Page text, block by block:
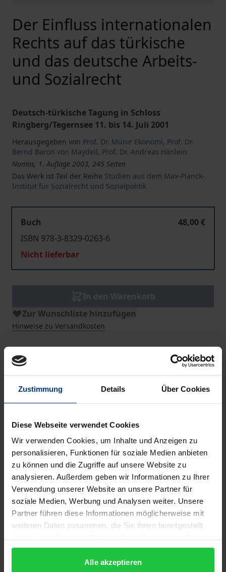
Zustimmung Details Über Cookies
Diese Webseite verwendet Cookies
Wir verwenden Cookies, um Inhalte und Anzeigen zu
personalisieren, Funktionen für soziale Medien anbieten
zu können und die Zugriffe auf unsere Website zu
analysieren. Außerdem geben wir Informationen zu Ihrer
Verwendung unserer Website an unsere Partner für
soziale Medien, Werbung und Analysen weiter. Unsere
Partner führen diese Informationen möglicherweise mit
weiteren Daten zusammen, die Sie ihnen bereitgestellt
gesammelt haben.
Alle akzeptieren
Der Einfluss internationalen
Rechts auf das türkische
und das deutsche Arbeits-
und Sozialrecht
Deutsch-türkische Tagung in Schloss
Ringberg/Tegernsee 11. bis 14. Juli 2001
Herausgegeben von Prof. Dr. Münir Ekonomi, Prof. Dr.
Bernd Baron von Maydell, Prof. Dr. Andreas Hänlein
Nomos, 1. Auflage 2003, 245 Seiten
Das Werk ist Teil der Reihe Studien aus dem Max-Planck-
Institut für Sozialrecht und Sozialpolitik
Buch
48,00 €
ISBN 978-3-8329-0263-6
Nicht lieferbar
Zur Wunschliste hinzufügen
Hinweise zu Versandkosten
Beschreibung
EU untersucht der Band internationale,
insbesondere europarechtliche Regelungen des
Arbeits- und Sozialrechts. Dabei geht es vor allem
um die Auswirkungen dieser Normen auf das
türkische und das deutsche Recht.
Der Band versammelt die Vorträge einer deutsch-
türkischen Tagung, an der sich Experten von
türkischen und deutschen Universitäten und aus
internationales Sozialrecht beteiligten.
Güzel und Nußberger befassen sich grundsätzlich